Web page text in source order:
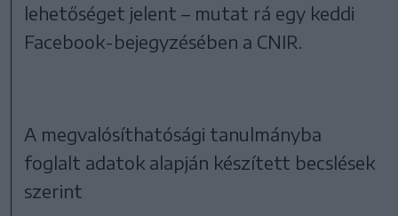
lehetőséget jelent – mutat rá egy keddi
Facebook-bejegyzésében a CNIR.
A megvalósíthatósági tanulmányba
foglalt adatok alapján készített becslések
szerint